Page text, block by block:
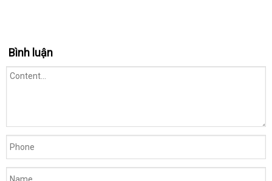
Bình luận